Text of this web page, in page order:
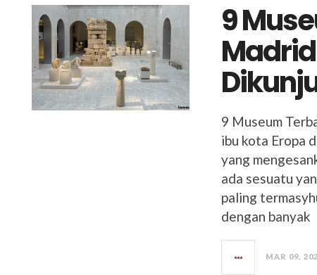
9
9 Museum
ibu kota Eropa
yang
ada sesuatu
paling
dengan banyak
MAR 09,